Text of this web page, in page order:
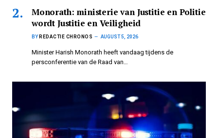
Monorath: ministerie van Justitie en Politie
wordt Justitie en Veiligheid
BY REDACTIE CHRONOS AUGUST 5, 2026
Minister Harish Monorath heeft vandaag tijdens de
persconferentie van de Raad van…